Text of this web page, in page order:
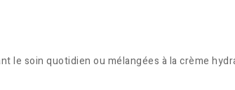
le soin quotidien ou mélangées à la crème